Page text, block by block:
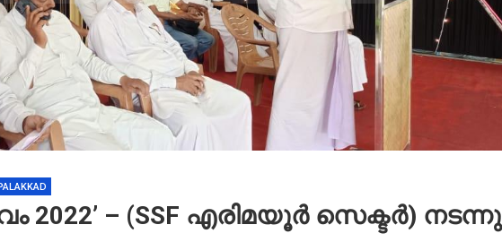
2022’ – (SSF എരിമയൂർ സെക്ടർ) നടന്നു